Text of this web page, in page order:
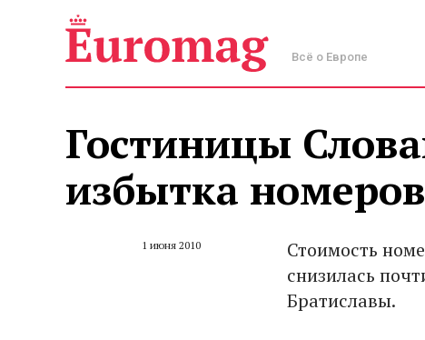
Всё о Европе
Гостиницы
избытка номеров
1 июня 2010
Стоимость
снизилась
Братиславы.